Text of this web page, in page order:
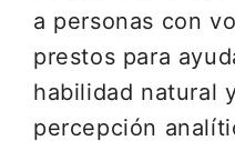
a personas con
prestos para
habilidad natural
percepción